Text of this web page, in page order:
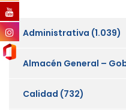
Administrativa (1.039)
Almacén General –
Calidad (732)